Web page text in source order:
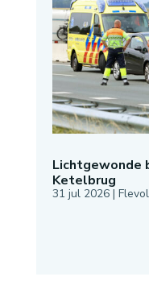
Lichtgewonde
Ketelbrug
31 jul 2026|